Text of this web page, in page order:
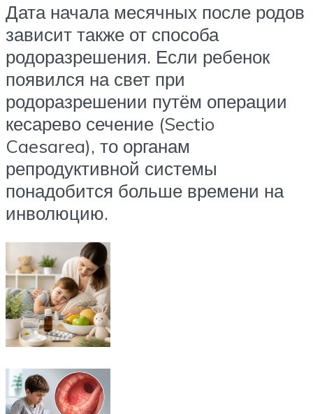
Дата начала месячных после родов
зависит также от способа
родоразрешения. Если ребенок
появился на свет при
родоразрешении путём операции
кесарево сечение (Sectio
Caesarea), то органам
репродуктивной системы
понадобится больше времени на
инволюцию.